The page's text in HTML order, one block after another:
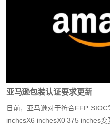
亚马逊包装认证要求更新
日前，亚马逊对于符合FFP,
inchesX6 inchesX0.375 inches